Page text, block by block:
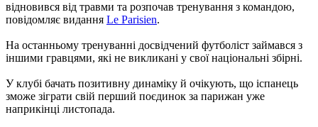
відновився від травми та розпочав тренування з командою,
повідомляє видання Le Parisien.
На останньому тренуванні досвідчений футболіст займався з
іншими гравцями, які не викликані у свої національні збірні.
У клубі бачать позитивну динаміку й очікують, що іспанець
зможе зіграти свій перший поєдинок за парижан уже
наприкінці листопада.